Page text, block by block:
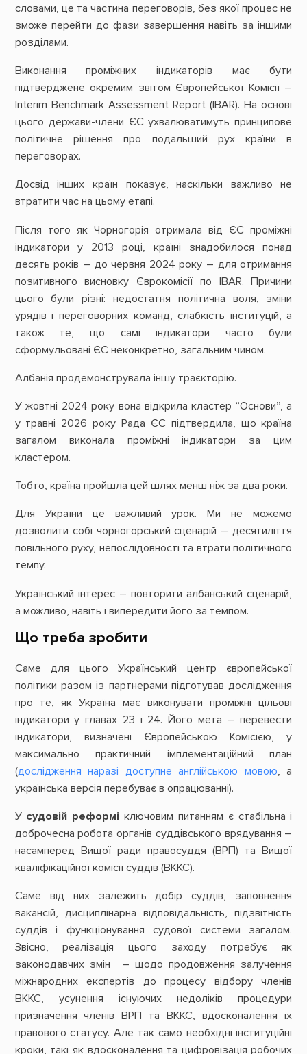
словами, це та частина переговорів, без якої процес не
зможе перейти до фази завершення навіть за іншими
розділами.
Виконання проміжних індикаторів має бути
підтверджене окремим звітом Європейської Комісії –
Interim Benchmark Assessment Report (IBAR). На основі
цього держави-члени ЄС ухвалюватимуть принципове
політичне рішення про подальший рух країни в
переговорах.
Досвід інших країн показує, наскільки важливо не
втратити час на цьому етапі.
Після того як Чорногорія отримала від ЄС проміжні
індикатори у 2013 році, країні знадобилося понад
десять років – до червня 2024 року – для отримання
позитивного висновку Єврокомісії по IBAR. Причини
цього були різні: недостатня політична воля, зміни
урядів і переговорних команд, слабкість інституцій, а
також те, що самі індикатори часто були
сформульовані ЄС неконкретно, загальним чином.
Албанія продемонструвала іншу траєкторію.
У жовтні 2024 року вона відкрила кластер “Основи”, а
у травні 2026 року Рада ЄС підтвердила, що країна
загалом виконала проміжні індикатори за цим
кластером.
Тобто, країна пройшла цей шлях менш ніж за два роки.
Для України це важливий урок. Ми не можемо
дозволити собі чорногорський сценарій – десятиліття
повільного руху, непослідовності та втрати політичного
темпу.
Український інтерес – повторити албанський сценарій,
а можливо, навіть і випередити його за темпом.
Що треба зробити
Саме для цього Український центр європейської
політики разом із партнерами підготував дослідження
про те, як Україна має виконувати проміжні цільові
індикатори у главах 23 і 24. Його мета – перевести
індикатори, визначені Європейською Комісією, у
максимально практичний імплементаційний план
(дослідження наразі доступне англійською мовою, а
українська версія перебуває в опрацюванні).
У судовій реформі ключовим питанням є стабільна і
доброчесна робота органів суддівського врядування –
насамперед Вищої ради правосуддя (ВРП) та Вищої
кваліфікаційної комісії суддів (ВККС).
Саме від них залежить добір суддів, заповнення
вакансій, дисциплінарна відповідальність, підзвітність
суддів і функціонування судової системи загалом.
Звісно, реалізація цього заходу потребує як
законодавчих змін – щодо продовження залучення
міжнародних експертів до процесу відбору членів
ВККС, усунення існуючих недоліків процедури
призначення членів ВРП та ВККС, вдосконалення їх
правового статусу. Але так само необхідні інституційні
кроки, такі як вдосконалення та цифровізація робочих